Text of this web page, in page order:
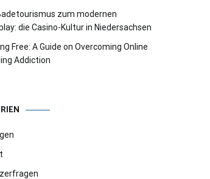
zum modernen
die Casino-Kultur in Niedersachsen
Free: A Guide on Overcoming Online
Addiction